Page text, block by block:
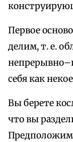
Первое
делим, т. е.
себя как
Вы берете
что вы